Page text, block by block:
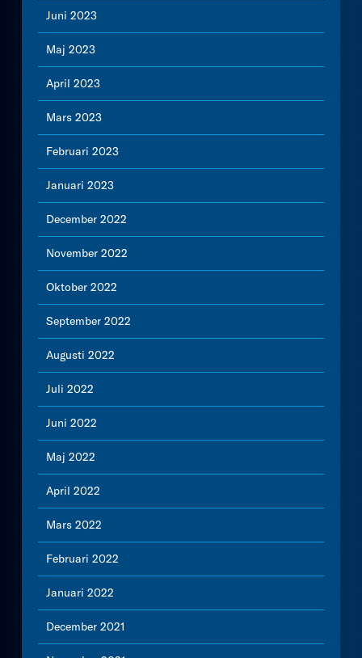
Juni 2023
Maj 2023
April 2023
Mars 2023
Februari 2023
Januari 2023
December 2022
November 2022
Oktober 2022
September 2022
Augusti 2022
Juli 2022
Juni 2022
Maj 2022
April 2022
Mars 2022
Februari 2022
Januari 2022
December 2021